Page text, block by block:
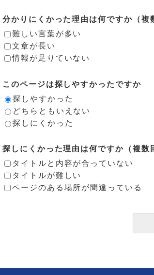
分かりにくかった理由は何ですか（複
難しい言葉が多い
文章が長い
情報が足りていない
このページは探しやすかったですか
探しやすかった
どちらともいえない
探しにくかった
探しにくかった理由は何ですか（複数
タイトルと内容が合っていない
タイトルが難しい
ページのある場所が間違っている